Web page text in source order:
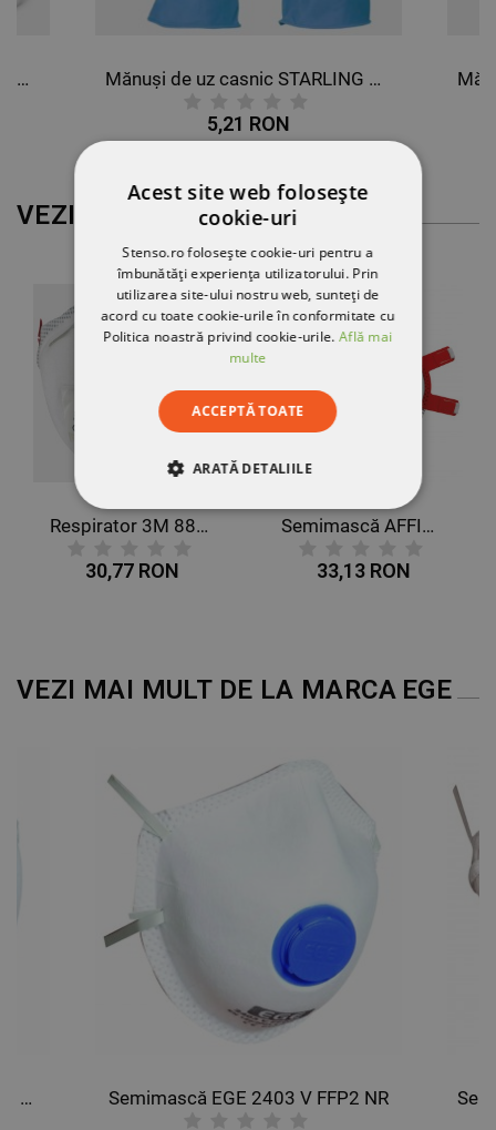
Botosi de unică folosință 2 buc TERI ANKLE Mănuși de uz casnic STARLING BLUE
5,21 RON
VEZI MAI MULT
Respirator 3M 8833 FFP3
30,77 RON
Semimască AFFINITY 2131 FFP3
33,13 RON
VEZI MAI MULT DE LA MARCA EGE
Semimască EGE 2403 P1 FFP1 NR Semimască EGE 2403 V FFP2 NR
Acest site web folosește
cookie-uri
Stenso.ro folosește cookie-uri pentru a
îmbunătăți experiența utilizatorului. Prin
utilizarea site-ului nostru web, sunteți de
acord cu toate cookie-urile în conformitate cu
Politica noastră privind cookie-urile.Află mai
multe
ACCEPTĂ TOATE
ARATĂ DETALIILE
STRICT NECESARE
DE PERFORMANȚĂ